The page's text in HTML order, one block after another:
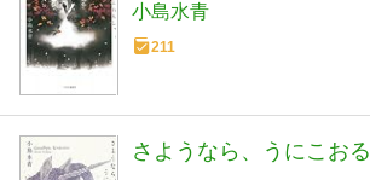
小島水青
211
さようなら、うにこおる